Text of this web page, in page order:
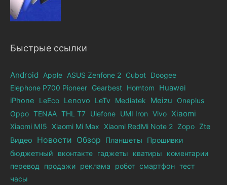
Быстрые ссылки
Android Apple ASUS Zenfone 2 Cubot Doogee
Elephone Р700 Pioneer Gearbest Homtom
Huawei
iPhone
LeEco Lenovo LeTv Mediatek Meizu
Oneplus
Oppo TENAA THL T7 Ulefone UMI Iron Vivo Xiaomi
Xiaomi MI5 Xiaomi Mi Max Xiaomi RedMi Note 2 Zopo Zte
Видео Новости Обзор Планшеты
Прошивки
бюджетный
вконтакте гаджеты кватиры
коментарии
перевод
продажи реклама робот смартфон тест
часы